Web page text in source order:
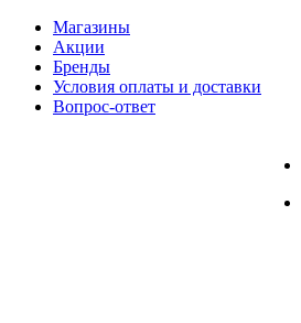
Магазины
Акции
Бренды
Условия оплаты и доставки
Вопрос-ответ